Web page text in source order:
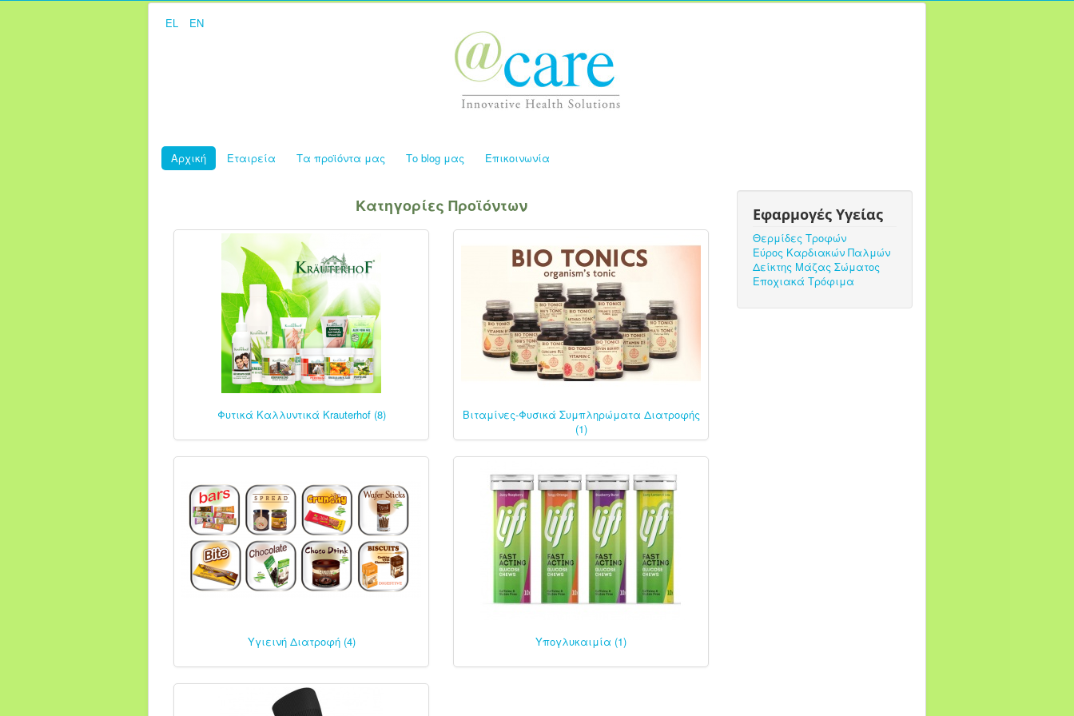
EL EN
Αρχική Εταιρεία Τα προϊόντα μας Το blog μας Επικοινωνία
Κατηγορίες Προϊόντων
Φυτικά Καλλυντικά Krauterhof (8)
Βιταμίνες-Φυσικά Συμπληρώματα Διατροφής
(1)
Υγιεινή Διατροφή (4) Υπογλυκαιμία (1)
Εφαρμογές Υγείας
Θερμίδες Τροφών
Εύρος Καρδιακών Παλμών
Δείκτης Μάζας Σώματος
Εποχιακά Τρόφιμα